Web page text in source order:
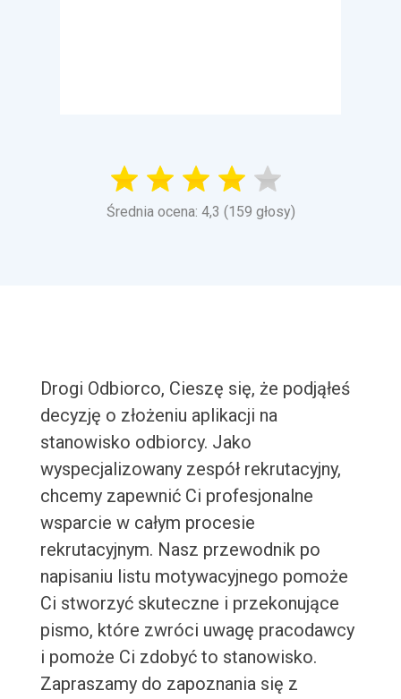
Średnia ocena: 4,3 (159 głosy)
Drogi Odbiorco, Cieszę się, że podjąłeś
decyzję o złożeniu aplikacji na
stanowisko odbiorcy. Jako
wyspecjalizowany zespół rekrutacyjny,
chcemy zapewnić Ci profesjonalne
wsparcie w całym procesie
rekrutacyjnym. Nasz przewodnik po
napisaniu listu motywacyjnego pomoże
Ci stworzyć skuteczne i przekonujące
pismo, które zwróci uwagę pracodawcy
i pomoże Ci zdobyć to stanowisko.
Zapraszamy do zapoznania się z